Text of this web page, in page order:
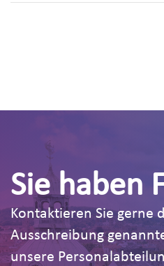
Sie haben
Kontaktieren Sie gerne
Ausschreibung
unsere